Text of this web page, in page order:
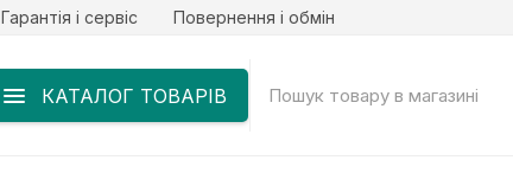
Гарантія і сервіс Повернення і обмін
КАТАЛОГ ТОВАРІВ